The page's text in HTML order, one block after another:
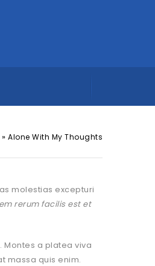
» Alone With My Thoughts
molestias excepturi
rerum facilis est et
a platea viva
massa quis enim.